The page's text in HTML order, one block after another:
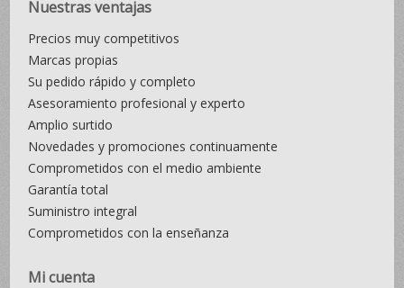
Nuestras ventajas
Precios muy competitivos
Marcas propias
Su pedido rápido y completo
Asesoramiento profesional y experto
Amplio surtido
Novedades y promociones continuamente
Comprometidos con el medio ambiente
Garantía total
Suministro integral
Comprometidos con la enseñanza
Mi cuenta